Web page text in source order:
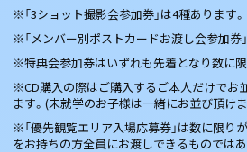
※「3ショット撮影会参加券」は4種あります。
※「メンバー別ポストカードお渡し会参加券
※特典会参加券はいずれも先着となり数に限
※CD購入の際はご購入するご本人だけでお
ます。(未就学のお子様は一緒にお並び頂けま
※「優先観覧エリア入場応募券」は数に限りが
をお持ちの方全員にお渡しできるものではあ